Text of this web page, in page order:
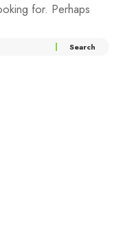
for. Perhaps